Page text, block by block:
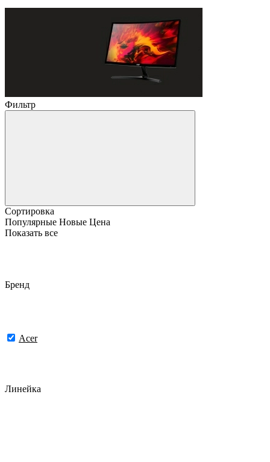
Фильтр
Сортировка
Популярные Новые Цена
Показать все
Бренд
Acer
Линейка